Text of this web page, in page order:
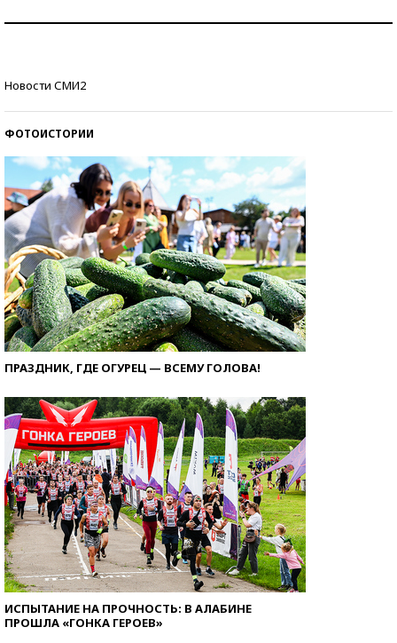
Новости СМИ2
ФОТОИСТОРИИ
ПРАЗДНИК, ГДЕ ОГУРЕЦ — ВСЕМУ ГОЛОВА!
ИСПЫТАНИЕ НА ПРОЧНОСТЬ: В АЛАБИНЕ
ПРОШЛА «ГОНКА ГЕРОЕВ»